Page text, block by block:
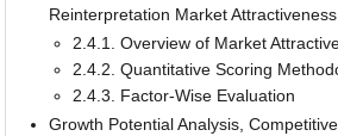
Reinterpretation Market
2.4.1. Overview of Market
2.4.2. Quantitative Scoring
2.4.3. Factor-Wise Evaluation
Growth Potential Analysis,